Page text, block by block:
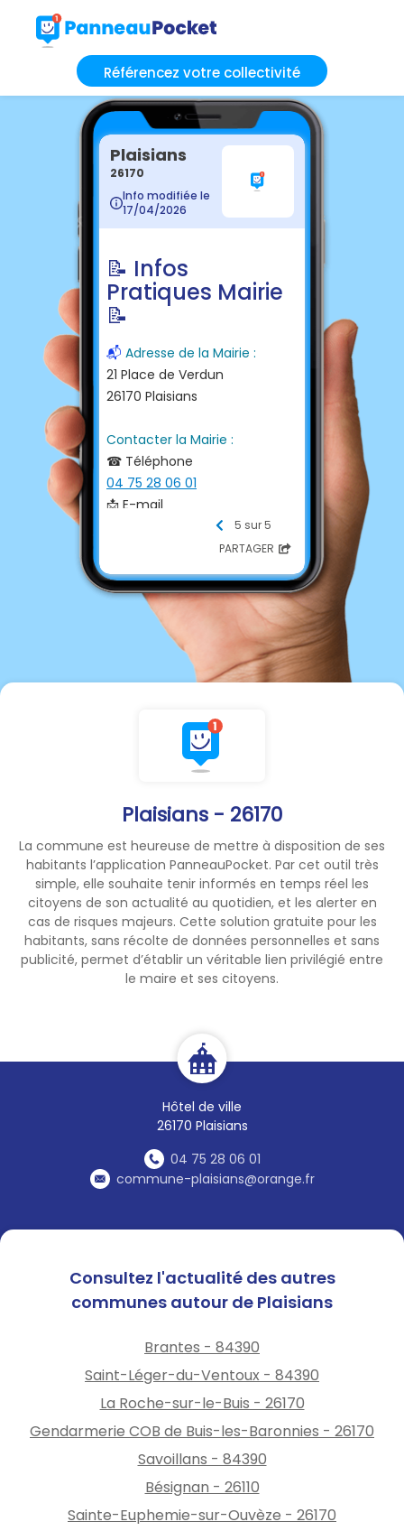
Référencez votre collectivité
Plaisians - 26170
La commune est heureuse de mettre à disposition de ses
habitants l’application PanneauPocket. Par cet outil très
simple, elle souhaite tenir informés en temps réel les
citoyens de son actualité au quotidien, et les alerter en
cas de risques majeurs. Cette solution gratuite pour les
habitants, sans récolte de données personnelles et sans
publicité, permet d’établir un véritable lien privilégié entre
le maire et ses citoyens.
Hôtel de ville
26170 Plaisians
04 75 28 06 01
commune-plaisians@orange.fr
Plaisians
26170
Info modifiée le
17/04/2026
📝 Infos
Pratiques Mairie
📝
📬 Adresse de la Mairie :
21 Place de Verdun
26170 Plaisians
Contacter la Mairie :
☎ Téléphone
04 75 28 06 01
📩 E-mail
airie@plaisians.fr
5 sur 5
PARTAGER
Consultez l'actualité des autres
communes autour de Plaisians
Brantes - 84390
Saint-Léger-du-Ventoux - 84390
La Roche-sur-le-Buis - 26170
Gendarmerie COB de Buis-les-Baronnies - 26170
Savoillans - 84390
Bésignan - 26110
Sainte-Euphemie-sur-Ouvèze - 26170